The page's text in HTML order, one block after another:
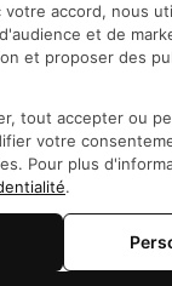
posées
Maison Otaku
accord, nous
et de
et proposer des
tout accepter ou
votre
Pour plus
.